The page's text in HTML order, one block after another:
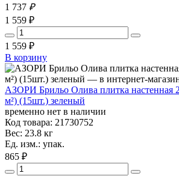
1 737 ₽
1 559 ₽
1 559 ₽
В корзину
АЗОРИ Брильо Олива плитка настенная
м²) (15шт.) зеленый
временно нет в наличии
Код товара: 21730752
Вес: 23.8 кг
Ед. изм.: упак.
865 ₽